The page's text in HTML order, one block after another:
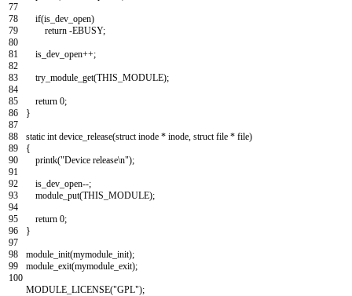
77
78
79
80
81
82
83
84
85
86
87
88
89
90
91
92
93
94
95
96
97
98
99
100
if(is_dev_open)
return -EBUSY;
is_dev_open++;
try_module_get(THIS_MODULE);
return 0;
}
static int device_release(struct inode * inode struct file * file)
{
printk("Device release\n");
is_dev_open--;
module_put(THIS_MODULE);
return 0;
}
module_init(mymodule_init);
module_exit(mymodule_exit);
MODULE_LICENSE("GPL");